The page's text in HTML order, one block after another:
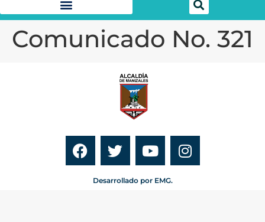
Comunicado No. 321
Desarrollado por EMG.